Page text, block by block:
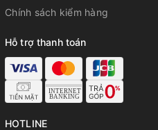
Chính sách kiểm hàng
Hỗ trợ thanh toán
HOTLINE